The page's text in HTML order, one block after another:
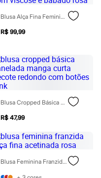
Blusa Alça Fina Feminina Com Viscose E Babado Rosa
R$ 99,99
Blusa Cropped Básica Canelada Manga Curta Decote Redondo Com Botões Pink
R$ 47,99
Blusa Feminina Franzida Alça Fina Acetinada Rosa